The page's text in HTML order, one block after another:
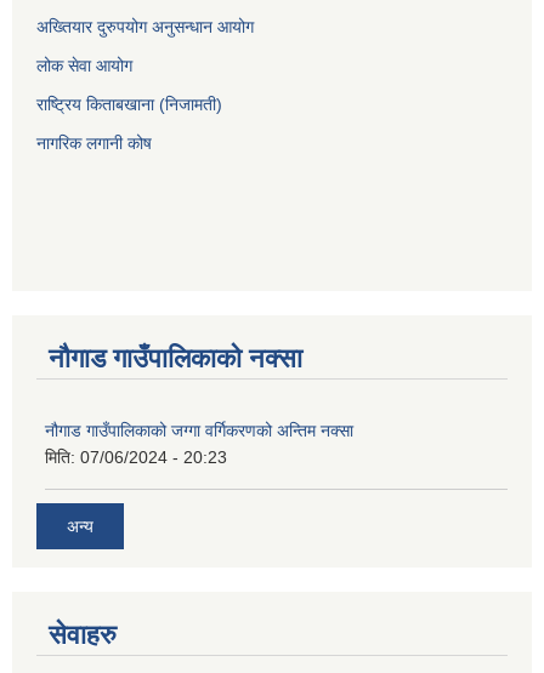
अख्तियार दुरुपयोग अनुसन्धान आयोग
लोक सेवा आयोग
राष्ट्रिय किताबखाना (निजामती)
नागरिक लगानी कोष
नौगाड गाउँपालिकाको नक्सा
नौगाड गाउँपालिकाको जग्गा वर्गिकरणको अन्तिम नक्सा
मिति: 07/06/2024 - 20:23
अन्य
सेवाहरु